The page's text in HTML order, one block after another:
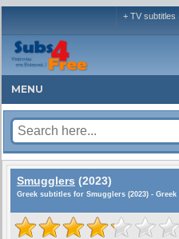
+ TV subtitles
MENU
Smugglers (2023)
Greek subtitles for Smugglers (2023) - Greek